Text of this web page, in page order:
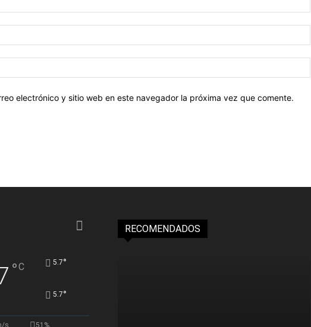
electrónico y sitio web en este navegador la próxima vez que comente.
°C 5.7°
5.7°
s 51%
RECOMENDADOS